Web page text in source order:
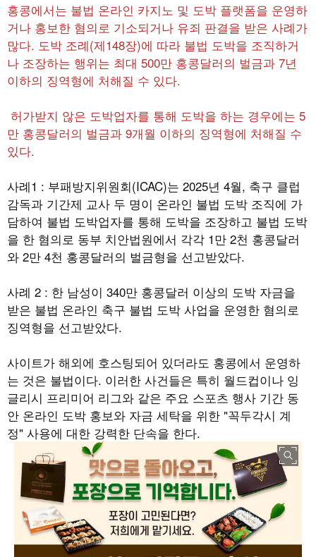
홍콩에서는 불법 온라인 카지노 및 도박 플랫폼을 운영하
거나 홍보한 혐의로 기소되거나 유죄 판결을 받은 사례가
많다. 도박 조례(제148장)에 따라 불법 도박을 조직하거
나 조장하는 행위는 최대 500만 홍콩달러의 벌금과 7년
이하의 징역형에 처해질 수 있다.
허가받지 않은 도박업자를 통해 도박을 하는 경우에는 5
만 홍콩달러의 벌금과 9개월 이하의 징역형에 처해질 수
있다.
사례1 : 부패방지위원회(ICAC)는 2025년 4월, 축구 클럽
감독과 기간제 교사 두 명이 온라인 불법 도박 조직에 가
담하여 불법 도박업자를 통해 도박을 조장하고 불법 도박
을 한 혐의로 동부 치안법원에서 각각 1만 2천 홍콩달러
와 2만 4천 홍콩달러의 벌금형을 선고받았다.
사례 2 : 한 남성이 340만 홍콩달러 이상의 도박 자금을
받은 불법 온라인 축구 불법 도박 사업을 운영한 혐의로
징역형을 선고받았다.
사이트가 해외에 호스팅되어 있더라도 홍콩에서 운영하
는 것은 불법이다. 이러한 사건들은 특히 월드컵이나 잉
글리시 프리미어 리그와 같은 주요 스포츠 행사 기간 동
안 온라인 도박 홍보와 자금 세탁을 위한 "꼭두각시 계
정" 사용에 대한 강력한 단속을 한다.